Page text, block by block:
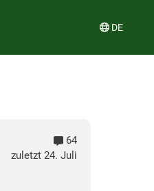
DE
64
zuletzt 24. Juli